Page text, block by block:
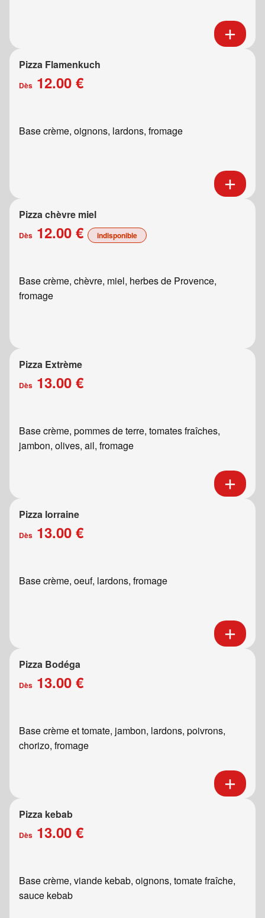
Pizza Flamenkuch
Dès 12.00 €
Base crème, oignons, lardons, fromage
Pizza chèvre miel
Dès 12.00 € indisponible
Base crème, chèvre, miel, herbes de Provence,
fromage
Pizza Extrème
Dès 13.00 €
Base crème, pommes de terre, tomates fraîches,
jambon, olives, ail, fromage
Pizza lorraine
Dès 13.00 €
Base crème, oeuf, lardons, fromage
Pizza Bodéga
Dès 13.00 €
Base crème et tomate, jambon, lardons, poivrons,
chorizo, fromage
Pizza kebab
Dès 13.00 €
Base crème, viande kebab, oignons, tomate fraîche,
sauce kebab